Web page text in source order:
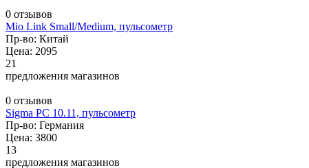
0 отзывов
Mio Link Small/Medium, пульсометр
Пр-во: Китай
Цена: 2095
21
предложения магазинов
0 отзывов
Sigma PC 10.11, пульсометр
Пр-во: Германия
Цена: 3800
13
предложения магазинов